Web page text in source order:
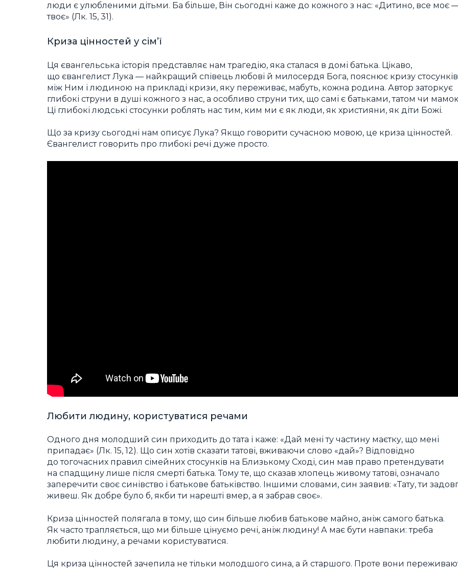
люди є улюбленими дітьми. Ба більше, Він сьогодні каже до кожного з нас: «Дитино, все моє
твоє» (Лк. 15, 31).
Криза цінностей у сім’ї
Ця євангельська історія представляє нам трагедію, яка сталася в домі батька. Цікаво,
що євангелист Лука — найкращий співець любові й милосердя Бога, пояснює кризу стосунків
між Ним і людиною на прикладі кризи, яку переживає, мабуть, кожна родина. Автор заторкує
глибокі струни в душі кожного з нас, а особливо струни тих, що самі є батьками, татом чи
Ці глибокі людські стосунки роблять нас тим, ким ми є як люди, як християни, як діти Божі.
Що за кризу сьогодні нам описує Лука? Якщо говорити сучасною мовою, це криза цінностей.
Євангелист говорить про глибокі речі дуже просто.
Любити людину, користуватися речами
Одного дня молодший син приходить до тата і каже: «Дай мені ту частину маєтку, що мені
припадає» (Лк. 15, 12). Що син хотів сказати татові, вживаючи слово «дай»? Відповідно
до тогочасних правил сімейних стосунків на Близькому Сході, син мав право претендувати
на спадщину лише після смерті батька. Тому те, що сказав хлопець живому татові, означало
заперечити своє синівство і батькове батьківство. Іншими словами, син заявив: «Тату, ти
живеш. Як добре було б, якби ти нарешті вмер, а я забрав своє».
Криза цінностей полягала в тому, що син більше любив батькове майно, аніж самого батька.
Як часто трапляється, що ми більше цінуємо речі, аніж людину! А має бути навпаки: треба
любити людину, а речами користуватися.
Ця криза цінностей зачепила не тільки молодшого сина, а й старшого. Проте вони